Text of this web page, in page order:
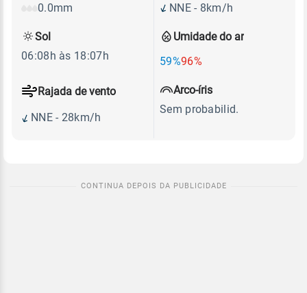
0.0mm
Umidade do ar
59%96%
NNE - 8km/h
Rajada de vento
NNE - 28km/h
Sol
06:08h às 18:07h
Arco-íris
Sem probabilid.